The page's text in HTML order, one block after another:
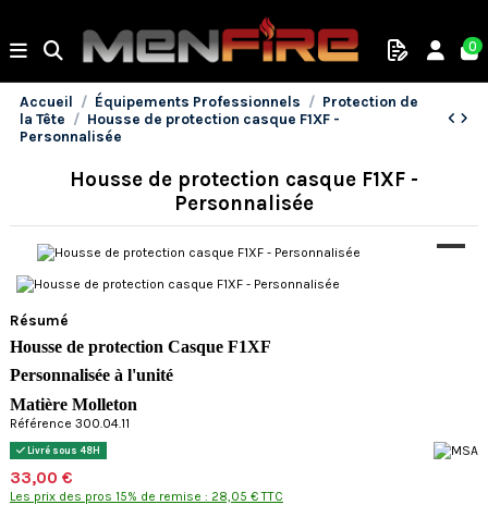
0
Accueil Équipements Professionnels
Protection de
la Tête
Housse de protection casque F1XF -
Personnalisée
Résumé
Housse de protection Casque F1XF
Personnalisée à l'unité
Matière Molleton
Housse de protection casque F1XF -
Personnalisée
Référence 300.04.11
Livré sous 48H
33,00 €
Les prix des pros 15% de remise : 28,05 € TTC